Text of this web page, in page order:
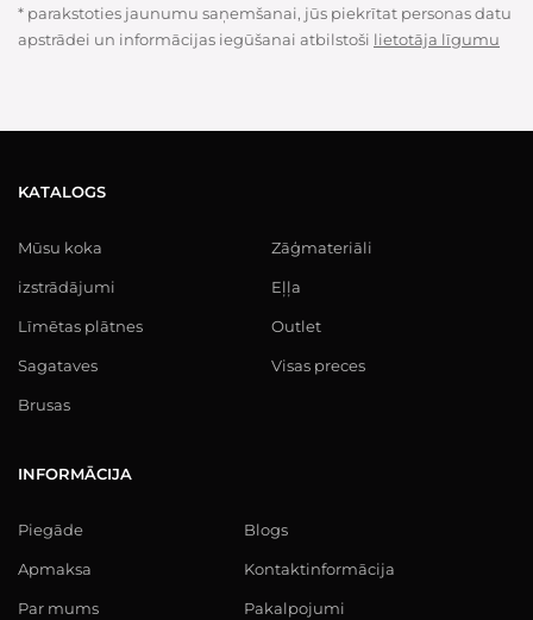
* parakstoties jaunumu saņemšanai, jūs piekrītat personas datu
apstrādei un informācijas iegūšanai atbilstoši lietotāja līgumu
KATALOGS
Mūsu koka
izstrādājumi
Līmētas plātnes
Sagataves
Brusas
Zāģmateriāli
Eļļa
Outlet
Visas preces
INFORMĀCIJA
Piegāde
Apmaksa
Par mums
Blogs
Kontaktinformācija
Pakalpojumi